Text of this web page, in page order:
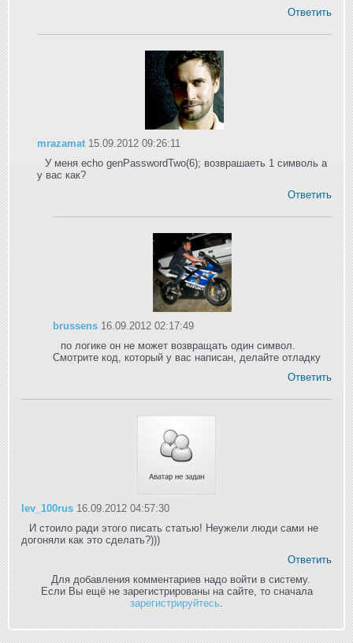
Ответить
mrazamat 15.09.2012 09:26:11
У меня echo genPasswordTwo(6); возврашаеть 1 символь а
у вас как?
Ответить
brussens 16.09.2012 02:17:49
по логике он не может возвращать один символ.
Смотрите код, который у вас написан, делайте отладку
Ответить
lev_100rus 16.09.2012 04:57:30
И стоило ради этого писать статью! Неужели люди сами не
догоняли как это сделать?)))
Ответить
Для добавления комментариев надо войти в систему.
Если Вы ещё не зарегистрированы на сайте, то сначала
зарегистрируйтесь.